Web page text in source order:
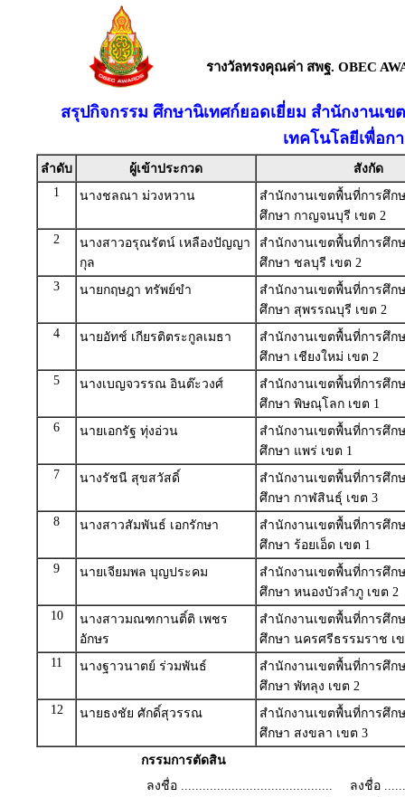
รางวัลทรงคุณค่า สพฐ. OBEC
สรุปกิจกรรม ศึกษานิเทศก์ยอดเยี่ยม สำนักงานเ
เทคโนโลยีเพื่อก
ลำดับ ผู้เข้าประกวด
สังกัด
1
นางชลณา ม่วงหวาน
สำนักงานเขตพื้นที่การศึก
ศึกษา กาญจนบุรี เขต 2
2
นางสาวอรุณรัตน์ เหลืองปัญญา
กุล
สำนักงานเขตพื้นที่การศึก
ศึกษา ชลบุรี เขต 2
3
นายกฤษฎา ทรัพย์ขำ
สำนักงานเขตพื้นที่การศึก
ศึกษา สุพรรณบุรี เขต 2
4
นายอัทช์ เกียรติตระกูลเมธา
สำนักงานเขตพื้นที่การศึก
ศึกษา เชียงใหม่ เขต 2
5
นางเบญจวรรณ อินต๊ะวงศ์
สำนักงานเขตพื้นที่การศึก
ศึกษา พิษณุโลก เขต 1
6
นายเอกรัฐ ทุ่งอ่วน
สำนักงานเขตพื้นที่การศึก
ศึกษา แพร่ เขต 1
7
นางรัชนี สุขสวัสดิ์
สำนักงานเขตพื้นที่การศึก
ศึกษา กาฬสินธุ์ เขต 3
8
นางสาวสัมพันธ์ เอกรักษา
สำนักงานเขตพื้นที่การศึก
ศึกษา ร้อยเอ็ด เขต 1
9
นายเจียมพล บุญประคม
สำนักงานเขตพื้นที่การศึก
ศึกษา หนองบัวลำภู เขต 2
10
นางสาวมณฑกานติ์ติ เพชร
อักษร
สำนักงานเขตพื้นที่การศึก
ศึกษา นครศรีธรรมราช เ
11
นางฐาวนาตย์ ร่วมพันธ์
สำนักงานเขตพื้นที่การศึก
ศึกษา พัทลุง เขต 2
12
นายธงชัย ศักดิ์สุวรรณ
สำนักงานเขตพื้นที่การศึก
ศึกษา สงขลา เขต 3
กรรมการตัดสิน
ลงชื่อ ..........................................
ลงชื่อ